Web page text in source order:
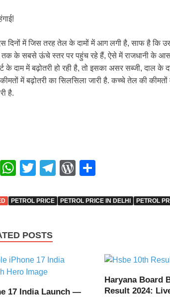
दिनों में जिस तरह तेल के दामों में आग लगी है, साफ है कि
तक के सबसे ऊंचे स्तर पर पहुंच रहे हैं, ऐसे में राजधानी के
के दाम में बढ़ोतरी हो रही है, तो इसका असर सब्जी, दाल के
में बढ़ोतरी का सिलस‍िला जारी है. कच्चे तेल की
है.
F
W
at
A
p
p
T
tt
T
e
W
d
ar
PETROL PRICE PETROL PRICE IN DELHI PETROL
POSTS
17 India Launch —
Haryana Board
Result 2024: